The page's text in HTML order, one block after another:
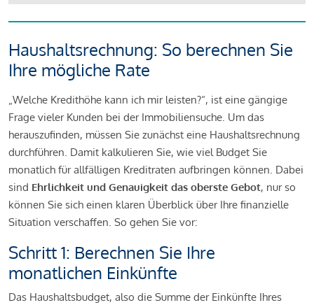
Haushaltsrechnung: So berechnen Sie
Ihre mögliche Rate
„Welche Kredithöhe kann ich mir leisten?“, ist eine gängige
Frage vieler Kunden bei der Immobiliensuche. Um das
herauszufinden, müssen Sie zunächst eine Haushaltsrechnung
durchführen. Damit kalkulieren Sie, wie viel Budget Sie
monatlich für allfälligen Kreditraten aufbringen können. Dabei
sind Ehrlichkeit und Genauigkeit das oberste Gebot, nur so
können Sie sich einen klaren Überblick über Ihre finanzielle
Situation verschaffen. So gehen Sie vor:
Schritt 1: Berechnen Sie Ihre
monatlichen Einkünfte
Das Haushaltsbudget, also die Summe der Einkünfte Ihres